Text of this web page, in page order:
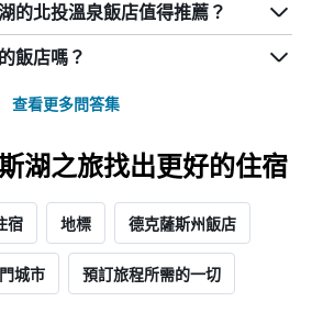
的北投溫泉飯店值得推薦？
飯店嗎？
查看更多問答集
湖之旅找出更好的住宿
宿 地標 德克薩斯州飯店
城市 預訂旅程所需的一切